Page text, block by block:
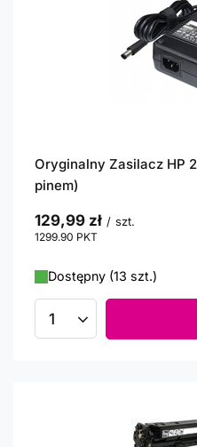
Oryginalny Zasilacz HP
pinem)
129,99 zł / szt.
1299.90 PKT
Dostępny (13 szt.)
Ilość produktów